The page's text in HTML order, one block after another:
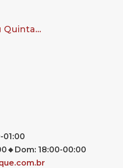
Quinta...
01:00
18:00-00:00